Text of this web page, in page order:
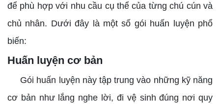
để phù hợp với nhu cầu cụ thể của từng chú cún và
chủ nhân. Dưới đây là một số gói huấn luyện phổ
biến:
Huấn luyện cơ bản
Gói huấn luyện này tập trung vào những kỹ năng
cơ bản như lắng nghe lời, đi vệ sinh đúng nơi quy